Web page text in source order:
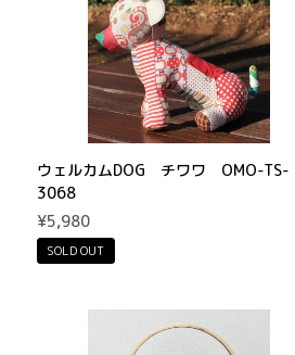
ウェルカムDOG チワワ OMO-TS-
3068
¥5,980
SOLD OUT